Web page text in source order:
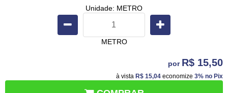
Unidade: METRO
METRO
por R$ 15,50
à vista R$ 15,04 economize 3% no Pix